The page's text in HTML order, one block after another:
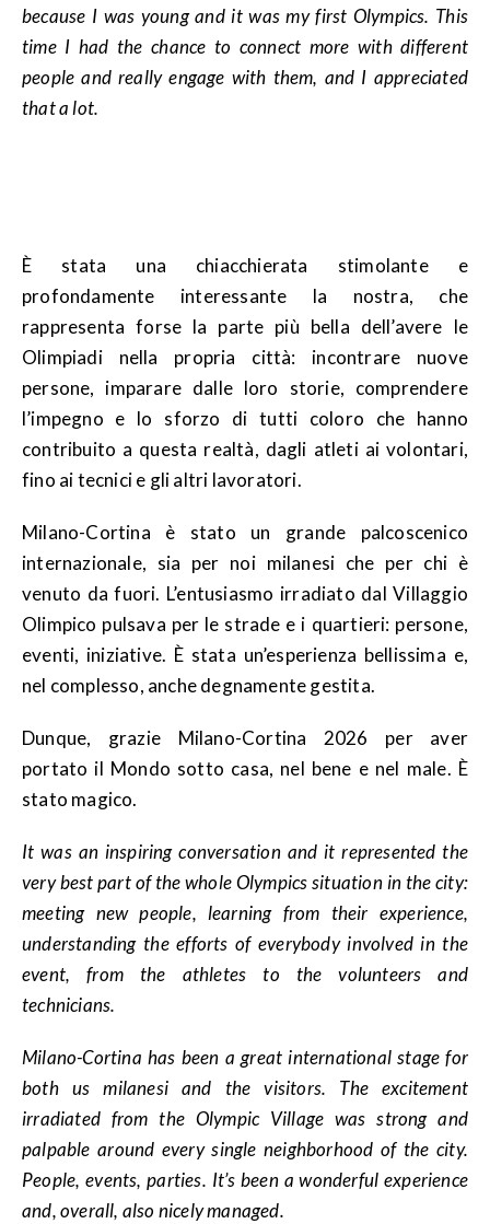
because I was young and it was my first Olympics. This
time I had the chance to connect more with different
people and really engage with them, and I appreciated
that a lot.
È stata una chiacchierata stimolante e
profondamente interessante la nostra, che
rappresenta forse la parte più bella dell’avere le
Olimpiadi nella propria città: incontrare nuove
persone, imparare dalle loro storie, comprendere
l’impegno e lo sforzo di tutti coloro che hanno
contribuito a questa realtà, dagli atleti ai volontari,
fino ai tecnici e gli altri lavoratori.
Milano-Cortina è stato un grande palcoscenico
internazionale, sia per noi milanesi che per chi è
venuto da fuori. L’entusiasmo irradiato dal Villaggio
Olimpico pulsava per le strade e i quartieri: persone,
eventi, iniziative. È stata un’esperienza bellissima e,
nel complesso, anche degnamente gestita.
Dunque, grazie Milano-Cortina 2026 per aver
portato il Mondo sotto casa, nel bene e nel male. È
stato magico.
It was an inspiring conversation and it represented the
very best part of the whole Olympics situation in the city:
meeting new people, learning from their experience,
understanding the efforts of everybody involved in the
event, from the athletes to the volunteers and
technicians.
Milano-Cortina has been a great international stage for
both us milanesi and the visitors. The excitement
irradiated from the Olympic Village was strong and
palpable around every single neighborhood of the city.
People, events, parties. It’s been a wonderful experience
and, overall, also nicely managed.